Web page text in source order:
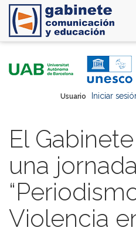
Usuario Iniciar
El
una
Violencia